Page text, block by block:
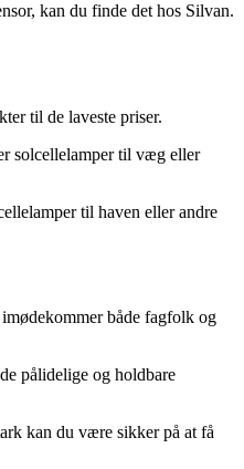
kan du finde det hos Silvan.
til de laveste priser.
solcellelamper til væg eller
til haven eller andre
både fagfolk og
pålidelige og holdbare
kan du være sikker på at få